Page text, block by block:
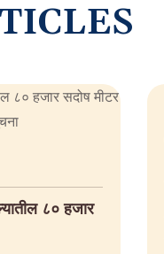
TICLES
८० हजार